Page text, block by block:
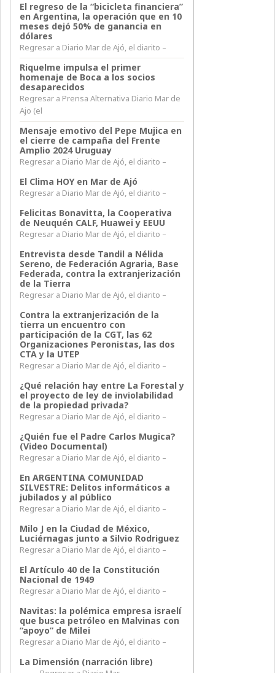
El regreso de la “bicicleta financiera”
en Argentina, la operación que en 10
meses dejó 50% de ganancia en
dólares
Regresar a Diario Mar de Ajó, el diarito –
Riquelme impulsa el primer
homenaje de Boca a los socios
desaparecidos
Regresar a Prensa Alternativa Diario Mar de
Ajo (el
Mensaje emotivo del Pepe Mujica en
el cierre de campaña del Frente
Amplio 2024 Uruguay
Regresar a Diario Mar de Ajó, el diarito –
El Clima HOY en Mar de Ajó
Regresar a Diario Mar de Ajó, el diarito –
Felicitas Bonavitta, la Cooperativa
de Neuquén CALF, Huawei y EEUU
Regresar a Diario Mar de Ajó, el diarito –
Entrevista desde Tandil a Nélida
Sereno, de Federación Agraria, Base
Federada, contra la extranjerización
de la Tierra
Regresar a Diario Mar de Ajó, el diarito –
Contra la extranjerización de la
tierra un encuentro con
participación de la CGT, las 62
Organizaciones Peronistas, las dos
CTA y la UTEP
Regresar a Diario Mar de Ajó, el diarito –
¿Qué relación hay entre La Forestal y
el proyecto de ley de inviolabilidad
de la propiedad privada?
Regresar a Diario Mar de Ajó, el diarito –
¿Quién fue el Padre Carlos Mugica?
(Video Documental)
Regresar a Diario Mar de Ajó, el diarito –
En ARGENTINA COMUNIDAD
SILVESTRE: Delitos informáticos a
jubilados y al público
Regresar a Diario Mar de Ajó, el diarito –
Milo J en la Ciudad de México,
Luciérnagas junto a Silvio Rodriguez
Regresar a Diario Mar de Ajó, el diarito –
El Artículo 40 de la Constitución
Nacional de 1949
Regresar a Diario Mar de Ajó, el diarito –
Navitas: la polémica empresa israelí
que busca petróleo en Malvinas con
“apoyo” de Milei
Regresar a Diario Mar de Ajó, el diarito –
La Dimensión (narración libre)